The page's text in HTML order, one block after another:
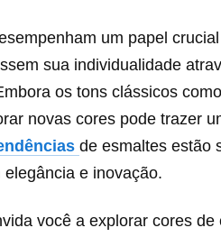
um papel
sua individualidade
os tons clássicos
novas cores pode trazer
de esmaltes estão
e inovação.
você a explorar cores